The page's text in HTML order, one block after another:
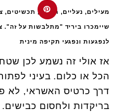
מעילים, נעליים, תיקים, תכשיטים,
שיימכרו ביריד "מתלבשות על זה".
לנפגעות ונפגעי תקיפה מינית
אז אולי זה נשמע לכן
הכל או כלום. בעיני
דרך כרטיס האשראי, לא
בריקדות ולחסום